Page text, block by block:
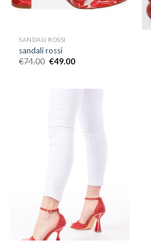
SANDALI ROSSI
sandali rossi
€74.00 €49.00